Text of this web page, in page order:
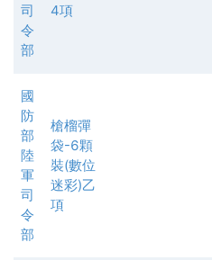
司
令
部
4項
國
防
部
陸
軍
司
令
部
槍榴彈
袋-6顆
裝(數位
迷彩)乙
項